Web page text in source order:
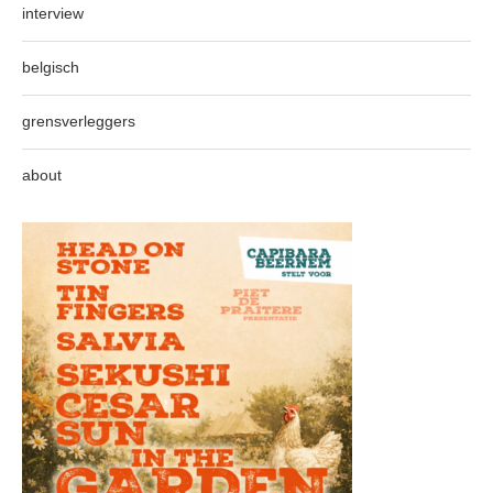
interview
belgisch
grensverleggers
about